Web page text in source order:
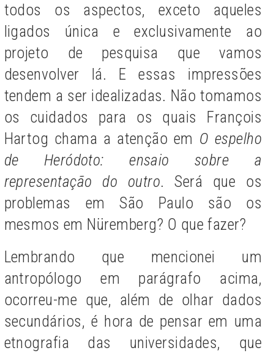
todos os aspectos, exceto aqueles
ligados única e exclusivamente ao
projeto de pesquisa que vamos
desenvolver lá. E essas impressões
tendem a ser idealizadas. Não tomamos
os cuidados para os quais François
Hartog chama a atenção em O espelho
de Heródoto: ensaio sobre a
representação do outro. Será que os
problemas em São Paulo são os
mesmos em Nüremberg? O que fazer?
Lembrando que mencionei um
antropólogo em parágrafo acima,
ocorreu-me que, além de olhar dados
secundários, é hora de pensar em uma
etnografia das universidades, que